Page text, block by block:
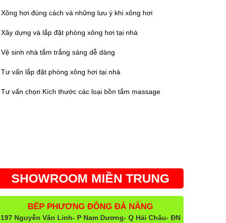
Xông hơi đúng cách và những lưu ý khi xông hơi
Xây dựng và lắp đặt phòng xông hơi tại nhà
Vệ sinh nhà tắm trắng sáng dễ dàng
Tư vấn lắp đặt phòng xông hơi tại nhà
Tư vấn chọn Kích thước các loại bồn tắm massage
SHOWROOM MIỀN TRUNG
BẾP PHƯƠNG ĐÔNG ĐÀ NẴNG
197 Nguyễn Văn Linh- P Nam Dương- Q Hải Châu- ĐN